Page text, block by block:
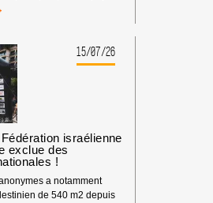
15/07/26
israélienne
exclue des
!
a notamment
de 540 m2 depuis